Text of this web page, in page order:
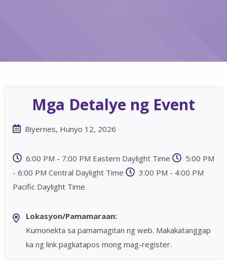
Mga Detalye ng Event
Biyernes, Hunyo 12, 2026
6:00 PM - 7:00 PM Eastern Daylight Time
5:00 PM
- 6:00 PM Central Daylight Time
3:00 PM - 4:00 PM
Pacific Daylight Time
Lokasyon/Pamamaraan:
Kumonekta sa pamamagitan ng web. Makakatanggap
ka ng link pagkatapos mong mag-register.